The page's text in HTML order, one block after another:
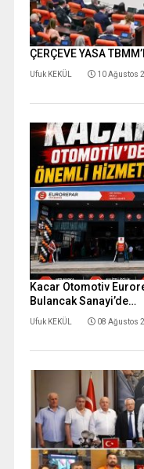
ÇERÇEVE YASA
Ufuk KEKÜL 10 Ağustos
Kacar Otomotiv
Bulancak Sanayi’de…
Ufuk KEKÜL 08 Ağustos